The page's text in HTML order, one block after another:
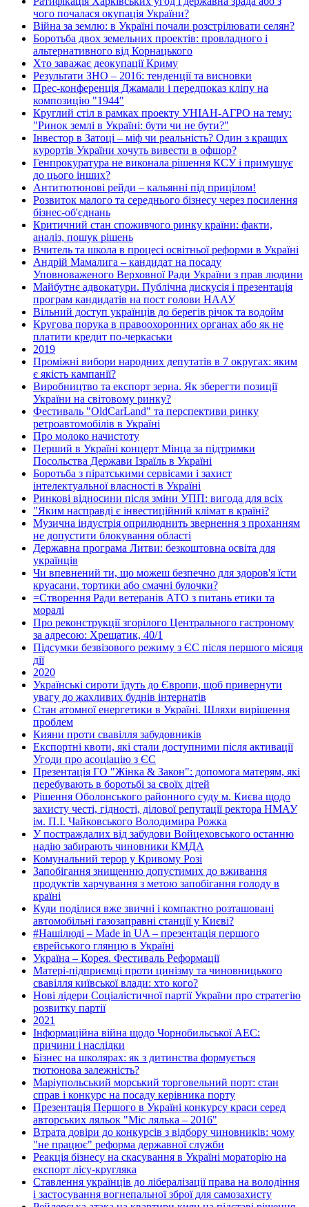
чого почалася окупація України?
Війна за землю: в Україні почали розстрілювати селян?
Боротьба двох земельних проектів: провладного і
альтернативного від Корнацького
Хто заважає деокупації Криму
Результати ЗНО – 2016: тенденції та висновки
Прес-конференція Джамали і передпоказ кліпу на
композицію "1944"
Круглий стіл в рамках проекту УНІАН-АГРО на тему:
"Ринок землі в Україні: бути чи не бути?"
Інвестор в Затоці – міф чи реальність? Один з кращих
курортів України хочуть вивести в офшор?
Генпрокуратура не виконала рішення КСУ і примушує
до цього інших?
Антитютюнові рейди – кальянні під прицілом!
Розвиток малого та середнього бізнесу через посилення
бізнес-об'єднань
Критичний стан споживчого ринку країни: факти,
аналіз, пошук рішень
Вчитель та школа в процесі освітньої реформи в Україні
Андрій Мамалига – кандидат на посаду
Уповноваженого Верховної Ради України з прав людини
Майбутнє адвокатури. Публічна дискусія і презентація
програм кандидатів на пост голови НААУ
Вільний доступ українців до берегів річок та водойм
Кругова порука в правоохоронних органах або як не
платити кредит по-черкаськи
2019
Проміжні вибори народних депутатів в 7 округах: яким
є якість кампанії?
Виробництво та експорт зерна. Як зберегти позиції
України на світовому ринку?
Фестиваль "OldCarLand" та перспективи ринку
ретроавтомобілів в Україні
Про молоко начистоту
Перший в Україні концерт Мінца за підтримки
Посольства Держави Ізраїль в Україні
Боротьба з піратськими сервісами і захист
інтелектуальної власності в Україні
Ринкові відносини після зміни УПП: вигода для всіх
"Яким насправді є інвестиційний клімат в країні?
Музична індустрія оприлюднить звернення з проханням
не допустити блокування області
Державна програма Литви: безкоштовна освіта для
українців
Чи впевнений ти, що можеш безпечно для здоров'я їсти
круасани, тортики або смачні булочки?
=Створення Ради ветеранів АТО з питань етики та
моралі
Про реконструкції згорілого Центрального гастроному
за адресою: Хрещатик, 40/1
Підсумки безвізового режиму з ЄС після першого місяця
дії
2020
Українські сироти їдуть до Європи, щоб привернути
увагу до жахливих буднів інтернатів
Стан атомної енергетики в Україні. Шляхи вирішення
проблем
Кияни проти свавілля забудовників
Експортні квоти, які стали доступними після активації
Угоди про асоціацію з ЄС
Презентація ГО "Жінка & Закон": допомога матерям, які
перебувають в боротьбі за своїх дітей
Рішення Оболонського районного суду м. Києва щодо
захисту честі, гідності, ділової репутації ректора НМАУ
ім. П.І. Чайковського Володимира Рожка
У постраждалих від забудови Войцеховського останню
надію забирають чиновники КМДА
Комунальний терор у Кривому Розі
Запобігання знищенню допустимих до вживання
продуктів харчування з метою запобігання голоду в
країні
Куди поділися вже звичні і компактно розташовані
автомобільні газозаправні станції у Києві?
#Нашілюді – Made in UA – презентація першого
єврейського глянцю в Україні
Україна – Корея. Фестиваль Реформації
Матері-підприємці проти цинізму та чиновницького
свавілля київської влади: хто кого?
Нові лідери Соціалістичної партії України про стратегію
розвитку партії
2021
Інформаційна війна щодо Чорнобильської АЕС:
причини і наслідки
Бізнес на школярах: як з дитинства формується
тютюнова залежність?
Маріупольський морський торговельний порт: стан
справ і конкурс на посаду керівника порту
Презентація Першого в Україні конкурсу краси серед
авторських ляльок "Міс лялька – 2016"
Втрата довіри до конкурсів з відбору чиновників: чому
"не працює" реформа державної служби
Реакція бізнесу на скасування в Україні мораторію на
експорт лісу-кругляка
Ставлення українців до лібералізації права на володіння
і застосування вогнепальної зброї для самозахисту